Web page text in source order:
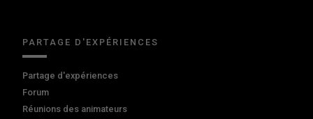
PARTAGE D'EXPÉRIENCES
Partage d'expériences
Forum
Réunions des animateurs